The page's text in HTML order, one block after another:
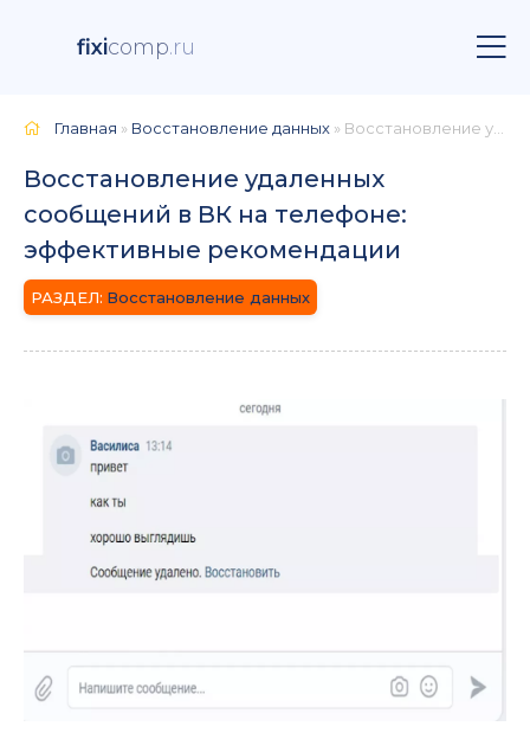
fixicomp.ru
Главная » Восстановление данных » Восстановление удаленных сообщений в ВК на телефоне: эффективные рекомендации
Восстановление удаленных
сообщений в ВК на телефоне:
эффективные рекомендации
Восстановление данных